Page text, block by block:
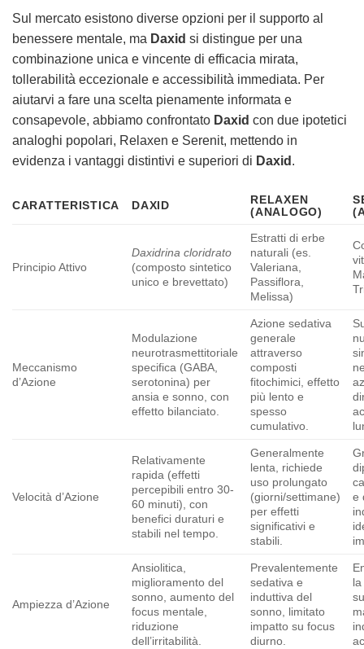
Sul mercato esistono diverse opzioni per il supporto al
benessere mentale, ma Daxid si distingue per una
combinazione unica e vincente di efficacia mirata,
tollerabilità eccezionale e accessibilità immediata. Per
aiutarvi a fare una scelta pienamente informata e
consapevole, abbiamo confrontato Daxid con due ipotetici
analoghi popolari, Relaxen e Serenit, mettendo in
evidenza i vantaggi distintivi e superiori di Daxid .
CARATTERISTICA DAXID
RELAXEN
(ANALOGO)
Principio Attivo
Daxidrina cloridrato
(composto sintetico
unico e brevettato)
Estratti di erbe
naturali (es.
Valeriana,
Passiflora,
Melissa)
Meccanismo
d’Azione
Modulazione
neurotrasmettitoriale
specifica (GABA,
serotonina) per
ansia e sonno, con
effetto bilanciato.
Azione sedativa
generale
attraverso
composti
fitochimici, effetto
più lento e
spesso
cumulativo.
Velocità d’Azione
Relativamente
rapida (effetti
percepibili entro 30-
60 minuti), con
benefici duraturi e
stabili nel tempo.
Generalmente
lenta, richiede
uso prolungato
(giorni/settimane)
per effetti
significativi e
stabili.
e
Ampiezza d’Azione
Ansiolitica,
miglioramento del
sonno, aumento del
focus mentale,
riduzione
dell’irritabilità.
Prevalentemente
sedativa e
induttiva del
sonno, limitato
impatto su focus
diurno.